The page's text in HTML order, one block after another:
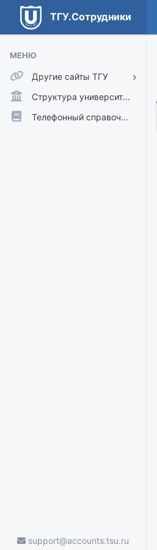
ТГУ.Сотрудники
МЕНЮ
Другие сайты ТГУ
ТГУ.Аккаунты
ТГУ.Расписание
Структура университета
Телефонный справочник
support@accounts.tsu.ru